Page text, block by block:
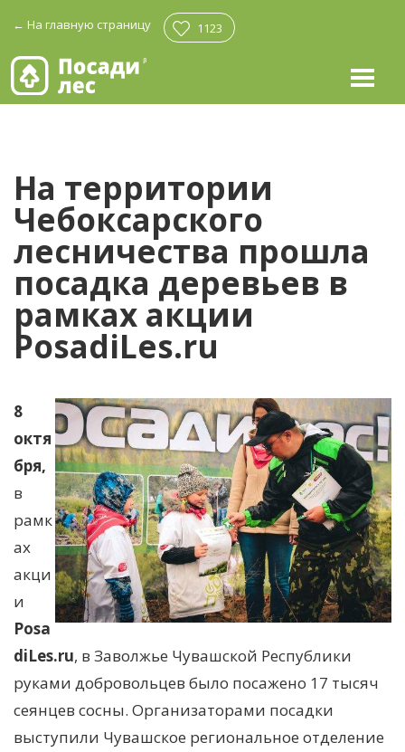
← На главную страницу 1123
На территории
Чебоксарского
лесничества прошла
посадка деревьев в
рамках акции
PosadiLes.ru
8
октя
бря,
в
рамк
ах
акци
и
Posa
diLes.ru, в Заволжье Чувашской Республики
руками добровольцев было посажено 17 тысяч
сеянцев сосны. Организаторами посадки
выступили Чувашское региональное отделение